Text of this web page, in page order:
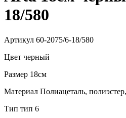
18/580
Артикул 60-2075/6-18/580
Цвет черный
Размер 18см
Материал Полиацеталь,
Тип тип 6